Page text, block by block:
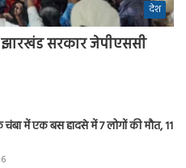
देश
झारखंड सरकार जेपीएससी
चंबा में एक बस हादसे में 7 लोगों की मौत, 11